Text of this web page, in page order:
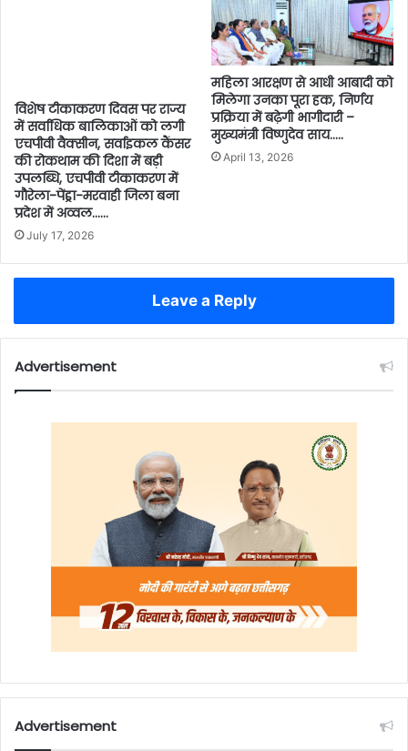
विशेष टीकाकरण दिवस पर राज्य
में सर्वाधिक बालिकाओं को लगी
एचपीवी वैक्सीन, सर्वाइकल कैंसर
की रोकथाम की दिशा में बड़ी
उपलब्धि, एचपीवी टीकाकरण में
गौरेला-पेंड्रा-मरवाही जिला बना
प्रदेश में अव्वल……
July 17, 2026
महिला आरक्षण से आधी आबादी को
मिलेगा उनका पूरा हक, निर्णय
प्रक्रिया में बढ़ेगी भागीदारी –
मुख्यमंत्री विष्णुदेव साय…..
April 13, 2026
Leave a Reply
Advertisement
Advertisement